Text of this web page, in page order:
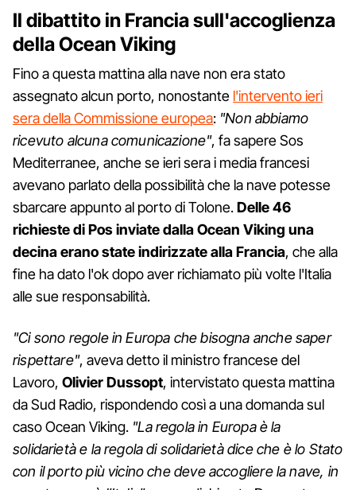
Il dibattito in Francia sull'accoglienza
della Ocean Viking
Fino a questa mattina alla nave non era stato
assegnato alcun porto, nonostante l'intervento ieri
sera della Commissione europea: "Non abbiamo
ricevuto alcuna comunicazione", fa sapere Sos
Mediterranee, anche se ieri sera i media francesi
avevano parlato della possibilità che la nave potesse
sbarcare appunto al porto di Tolone.Delle 46
richieste di Pos inviate dalla Ocean Viking una
decina erano state indirizzate alla Francia, che alla
fine ha dato l'ok dopo aver richiamato più volte l'Italia
alle sue responsabilità.
"Ci sono regole in Europa che bisogna anche saper
rispettare", aveva detto il ministro francese del
Lavoro, Olivier Dussopt, intervistato questa mattina
da Sud Radio, rispondendo così a una domanda sul
caso Ocean Viking. "La regola in Europa è la
solidarietà e la regola di solidarietà dice che è lo Stato
con il porto più vicino che deve accogliere la nave, in